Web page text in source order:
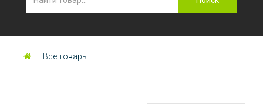
Все товары